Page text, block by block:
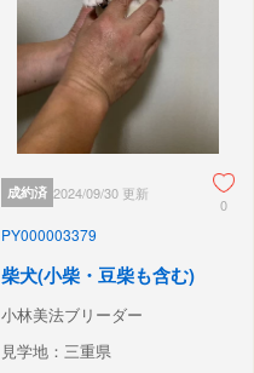
成約済 2024/09/30 更新
0
PY000003379
柴犬(小柴・豆柴も含む)
小林美法ブリーダー
見学地：三重県